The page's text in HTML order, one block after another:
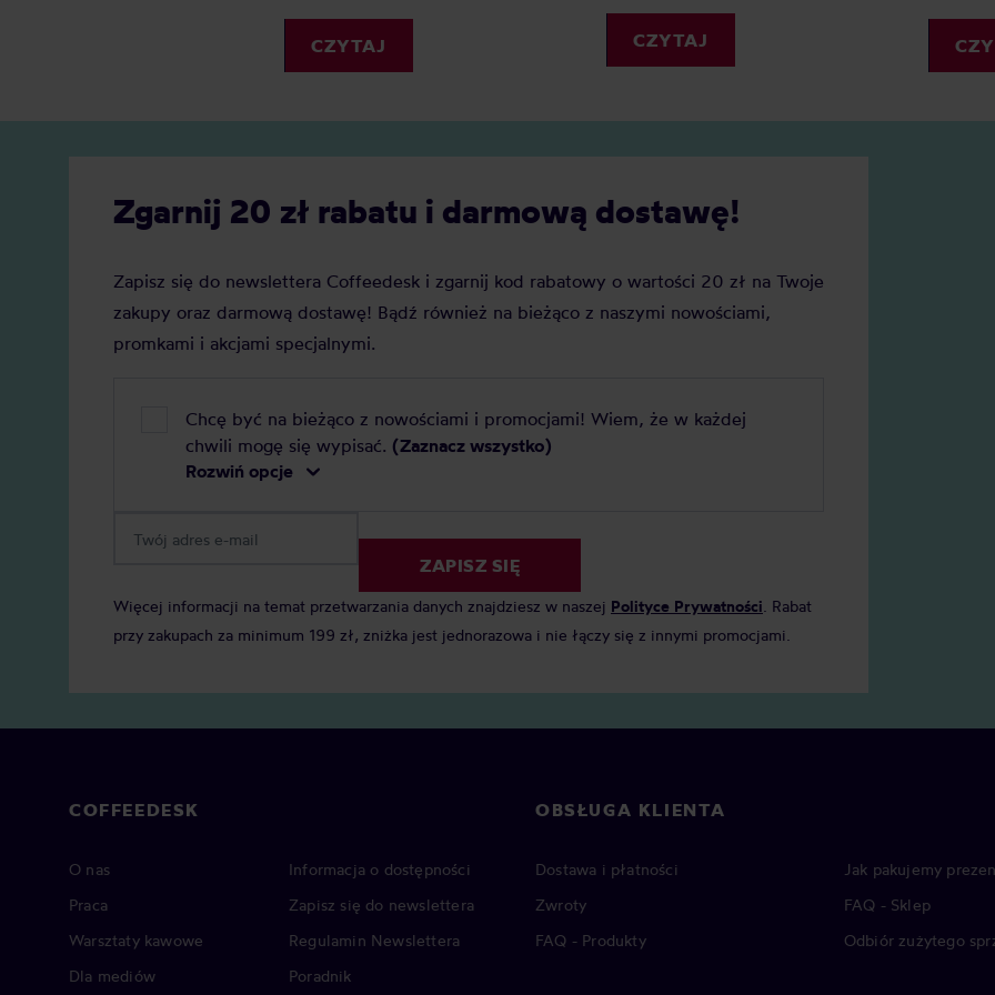
spieniacz do mleka kupić?
Elektryczny, ręczny, a może
indukcyjny? Oto nasz szczegółowy
CZYTAJ
Dlaczego? Ponieważ dzięki wadze
zyskujemy precyzję i powtarzalność.
Jaką jednak wagę do kawy wybrać?
CZYTAJ
wszystkie Twoje
Sprawdź nasz mini-
kubkach termicznych.
Zgarnij 20 zł rabatu i darmową dostawę!
Zapisz się do newslettera Coffeedesk i zgarnij kod rabatowy o wartości 20 zł na Twoje
zakupy oraz darmową dostawę! Bądź również na bieżąco z naszymi nowościami,
promkami i akcjami specjalnymi.
Chcę być na bieżąco z nowościami i promocjami! Wiem, że w każdej
chwili mogę się wypisać. (Zaznacz wszystko)
Rozwiń opcje
ZAPISZ SIĘ
Więcej informacji na temat przetwarzania danych znajdziesz w naszej Polityce Prywatności . Rabat
przy zakupach za minimum 199 zł, zniżka jest jednorazowa i nie łączy się z innymi promocjami.
COFFEEDESK
O nas
Praca
Warsztaty kawowe
Dla mediów
Informacja o dostępności
Zapisz się do newslettera
Regulamin Newslettera
Poradnik
OBSŁUGA KLIENTA
Dostawa i płatności
Zwroty
FAQ - Produkty
Jak pakujemy
FAQ - Sklep
Odbiór zużytego